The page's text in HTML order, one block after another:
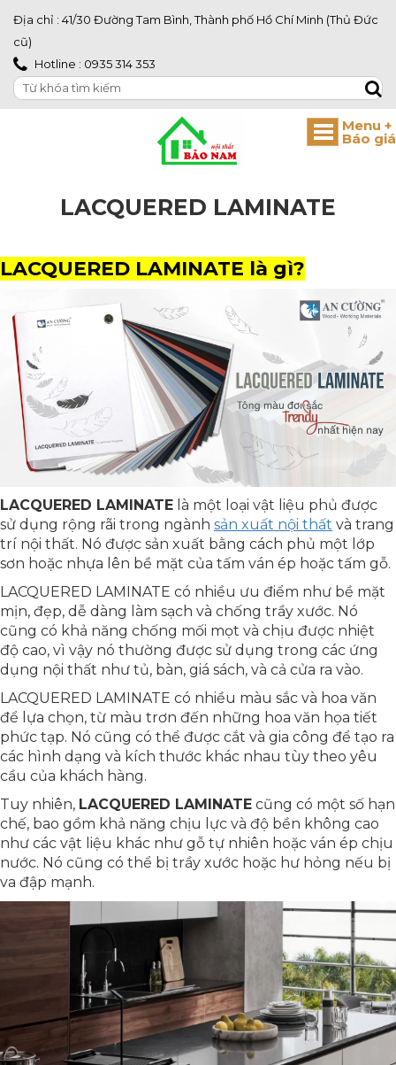
Địa chỉ : 41/30 Đường Tam Bình, Thành phố Hồ Chí Minh (Thủ Đức
cũ)
Hotline : 0935 314 353
LACQUERED LAMINATE
LACQUERED LAMINATE là gì?
LACQUERED LAMINATE là một loại vật liệu phủ được
sử dụng rộng rãi trong ngành sản xuất nội thất và trang
trí nội thất. Nó được sản xuất bằng cách phủ một lớp
sơn hoặc nhựa lên bề mặt của tấm ván ép hoặc tấm gỗ.
LACQUERED LAMINATE có nhiều ưu điểm như bề mặt
mịn, đẹp, dễ dàng làm sạch và chống trầy xước. Nó
cũng có khả năng chống mối mọt và chịu được nhiệt
độ cao, vì vậy nó thường được sử dụng trong các ứng
dụng nội thất như tủ, bàn, giá sách, và cả cửa ra vào.
LACQUERED LAMINATE có nhiều màu sắc và hoa văn
để lựa chọn, từ màu trơn đến những hoa văn họa tiết
phức tạp. Nó cũng có thể được cắt và gia công để tạo ra
các hình dạng và kích thước khác nhau tùy theo yêu
cầu của khách hàng.
Tuy nhiên, LACQUERED LAMINATE cũng có một số hạn
chế, bao gồm khả năng chịu lực và độ bền không cao
như các vật liệu khác như gỗ tự nhiên hoặc ván ép chịu
nước. Nó cũng có thể bị trầy xước hoặc hư hỏng nếu bị
va đập mạnh.